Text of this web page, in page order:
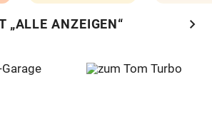
„ALLE ANZEIGEN“ chevron_right